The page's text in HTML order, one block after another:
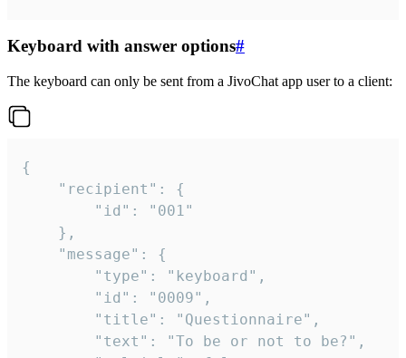
Keyboard with answer options#
The keyboard can only be sent from a JivoChat app user to a client:
{